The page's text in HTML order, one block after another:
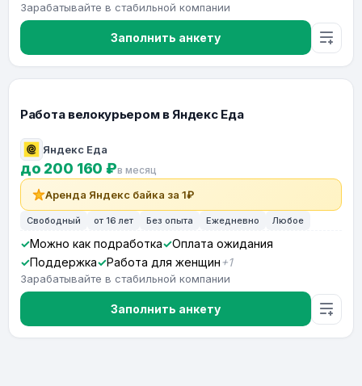
Зарабатывайте в стабильной компании
Заполнить анкету
Работа велокурьером в Яндекс Еда
Яндекс Еда
до 200 160 ₽в месяц
Аренда Яндекс байка за 1₽
Свободный от 16 лет Без опыта Ежедневно Любое
Можно как подработка
Оплата ожидания
Поддержка
Работа для женщин +1
Зарабатывайте в стабильной компании
Заполнить анкету